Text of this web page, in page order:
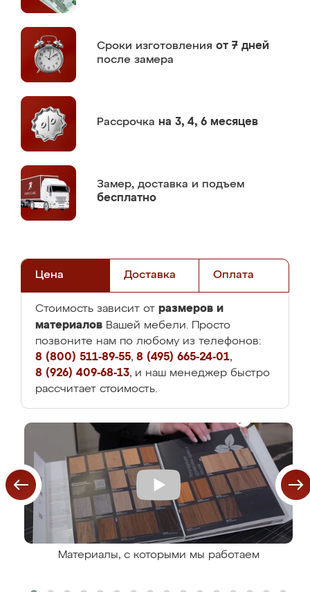
Сроки изготовления от 7 дней
после замера
Рассрочка на 3, 4, 6 месяцев
Замер, доставка и подъем
бесплатно
Цена Доставка Оплата
Стоимость зависит от размеров и
материалов Вашей мебели. Просто
позвоните нам по любому из телефонов:
8 (800) 511-89-55, 8 (495) 665-24-01,
8 (926) 409-68-13, и наш менеджер быстро
рассчитает стоимость.
Материалы, с которыми мы работаем